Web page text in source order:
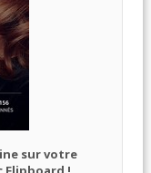
sur votre